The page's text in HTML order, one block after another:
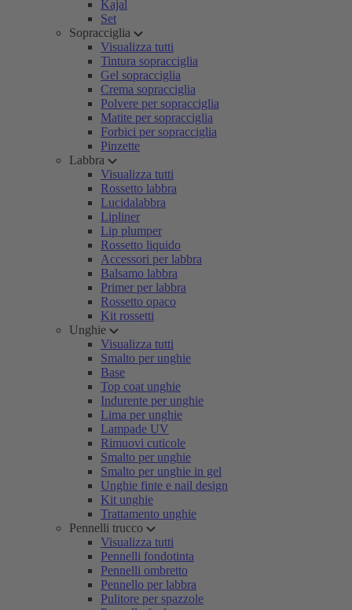
Kajal
Set
Sopracciglia
Visualizza tutti
Tintura sopracciglia
Gel sopracciglia
Crema sopracciglia
Polvere per sopracciglia
Matite per sopracciglia
Forbici per sopracciglia
Pinzette
Labbra
Visualizza tutti
Rossetto labbra
Lucidalabbra
Lipliner
Lip plumper
Rossetto liquido
Accessori per labbra
Balsamo labbra
Primer per labbra
Rossetto opaco
Kit rossetti
Unghie
Visualizza tutti
Smalto per unghie
Base
Top coat unghie
Indurente per unghie
Lima per unghie
Lampade UV
Rimuovi cuticole
Smalto per unghie
Smalto per unghie in gel
Unghie finte e nail design
Kit unghie
Trattamento unghie
Pennelli trucco
Visualizza tutti
Pennelli fondotinta
Pennelli ombretto
Pennello per labbra
Pulitore per spazzole